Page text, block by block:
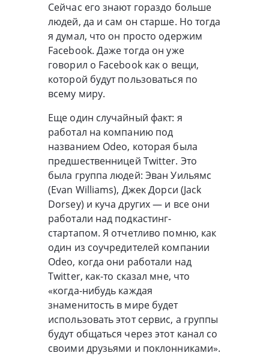
Сейчас его знают гораздо больше
людей, да и сам он старше. Но тогда
я думал, что он просто одержим
Facebook. Даже тогда он уже
говорил о Facebook как о вещи,
которой будут пользоваться по
всему миру.
Еще один случайный факт: я
работал на компанию под
названием Odeo, которая была
предшественницей Twitter. Это
была группа людей: Эван Уильямс
(Evan Williams), Джек Дорси (Jack
Dorsey) и куча других — и все они
работали над подкастинг-
стартапом. Я отчетливо помню, как
один из соучредителей компании
Odeo, когда они работали над
Twitter, как-то сказал мне, что
«когда-нибудь каждая
знаменитость в мире будет
использовать этот сервис, а группы
будут общаться через этот канал со
своими друзьями и поклонниками».